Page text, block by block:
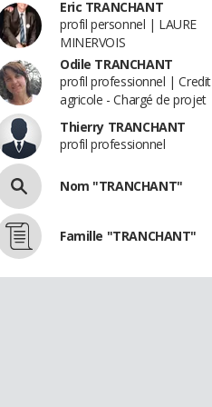
Eric TRANCHANT
profil personnel | LAURE
MINERVOIS
Odile TRANCHANT
profil professionnel | Credit
agricole - Chargé de projet
Thierry TRANCHANT
profil professionnel
Nom "TRANCHANT"
Famille "TRANCHANT"